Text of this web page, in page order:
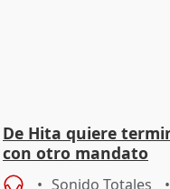
De Hita quiere
con otro mandato
Sonido Totales